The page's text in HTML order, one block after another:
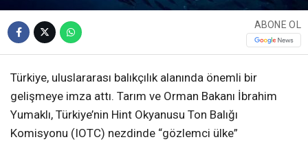
ABONE OL
Türkiye, uluslararası balıkçılık alanında önemli bir
gelişmeye imza attı. Tarım ve Orman Bakanı İbrahim
Yumaklı, Türkiye’nin Hint Okyanusu Ton Balığı
Komisyonu (IOTC) nezdinde “gözlemci ülke”